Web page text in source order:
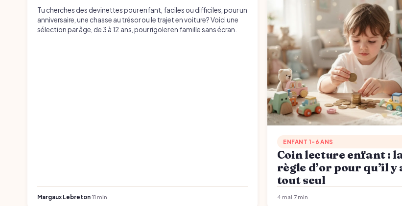
Tu cherches des devinettes pour enfant, faciles ou difficiles, pour un
anniversaire, une chasse au trésor ou le trajet en voiture? Voici une
sélection par âge, de 3 à 12 ans, pour rigoler en famille sans écran.
Margaux Lebreton·11 min
ENFANT 1-6 ANS
Coin lecture enfant :
règle d’or pour qu’il y
tout seul
4 mai·7 min